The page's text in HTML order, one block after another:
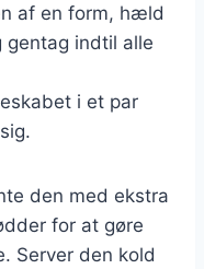
af en form, hæld
gentag indtil alle
i et par
den med ekstra
for at gøre
Server den kold